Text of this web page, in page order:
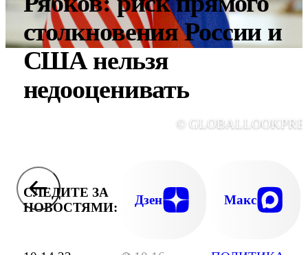
столкновения России и
США нельзя
недооценивать
©
СЛЕДИТЕ ЗА
НОВОСТЯМИ:
Дзен Макс